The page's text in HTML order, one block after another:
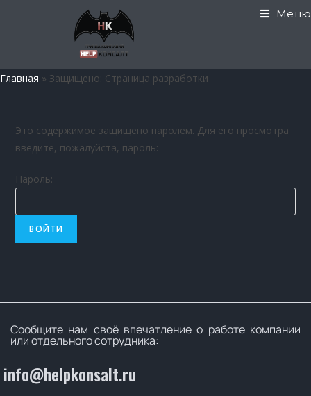
Меню
Главная » Защищено: Страница разработки
Это содержимое защищено паролем. Для его просмотра
введите, пожалуйста, пароль:
Пароль:
Сообщите нам своё впечатление о работе компании
или отдельного сотрудника:
info@helpkonsalt.ru